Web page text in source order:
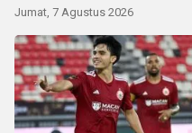
Jumat, 7 Agustus 2026